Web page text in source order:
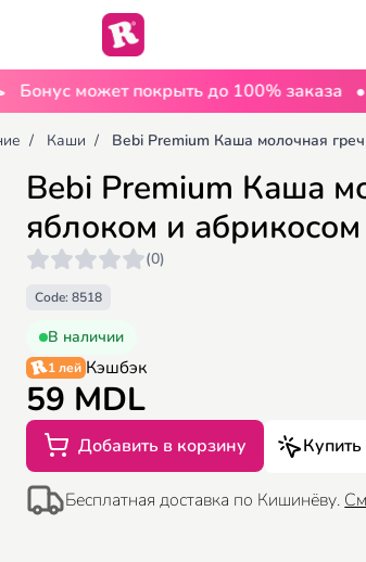
может покрыть до 100% заказа • UGC
/ Каши / Bebi Premium Каша молочная
Bebi Premium Каша
яблоком и
(0)
Code: 8518
В наличии
1 лей Кэшбэк
59 MDL
Добавить в корзину
Бесплатная доставка по Кишинёву.